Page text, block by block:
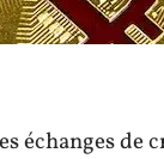
échanges